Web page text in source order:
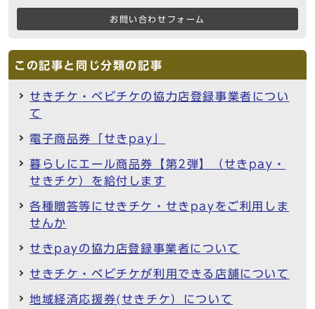
お問い合わせフォーム
この記事と同じ分類の記事
せきチケ・ベビチケの協力店登録事業者につい
て
電子商品券「せきpay」
暮らしにエール商品券【第2弾】（せきpay・
せきチケ）を給付します
各種贈答等にせきチケ・せきpayをご利用しま
せんか
せきpayの協力店登録事業者について
せきチケ・ベビチケが利用できる店舗について
地域経済応援券(せきチケ）について